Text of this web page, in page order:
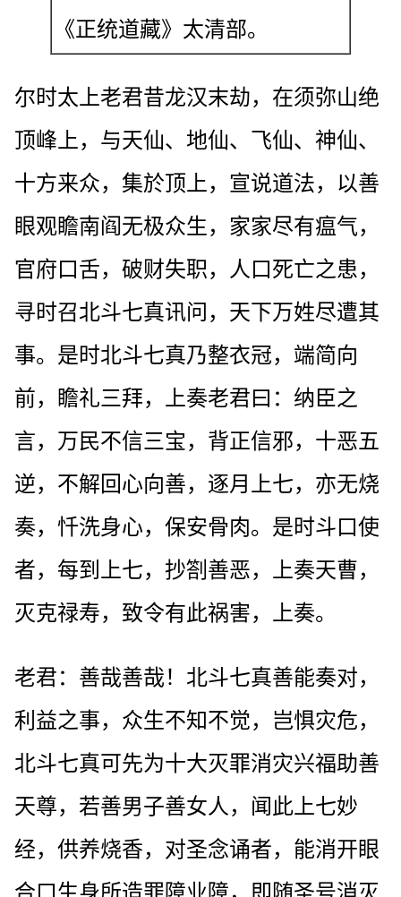
《正统道藏》太清部。
尔时太上老君昔龙汉末劫，在须弥山绝
顶峰上，与天仙、地仙、飞仙、神仙、
十方来众，集於顶上，宣说道法，以善
眼观瞻南阎无极众生，家家尽有瘟气，
官府口舌，破财失职，人口死亡之患，
寻时召北斗七真讯问，天下万姓尽遭其
事。是时北斗七真乃整衣冠，端简向
前，瞻礼三拜，上奏老君曰：纳臣之
言，万民不信三宝，背正信邪，十恶五
逆，不解回心向善，逐月上七，亦无烧
奏，忏洗身心，保安骨肉。是时斗口使
者，每到上七，抄劄善恶，上奏天曹，
灭克禄寿，致令有此祸害，上奏。
老君：善哉善哉！北斗七真善能奏对，
利益之事，众生不知不觉，岂惧灾危，
北斗七真可先为十大灭罪消灾兴福助善
天尊，若善男子善女人，闻此上七妙
经，供养烧香，对圣念诵者，能消开眼